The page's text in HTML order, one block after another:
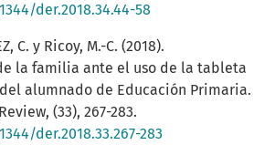
der.2018.34.44-58
C. y Ricoy, M.-C. (2018).
la familia ante el uso de la tableta
alumnado de Educación Primaria.
(33), 267-283.
der.2018.33.267-283